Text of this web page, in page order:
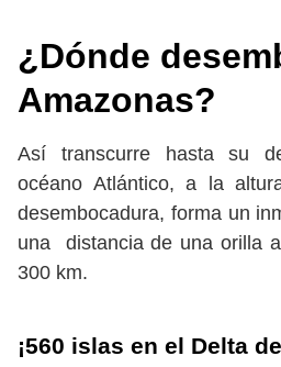
¿Dónde
Amazonas?
Así transcurre hasta su
océano Atlántico, a la
desembocadura, forma un
una distancia de una orilla
300 km.
¡560 islas en el Delta